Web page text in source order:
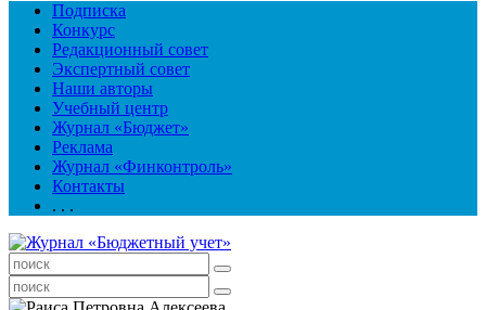
Подписка
Конкурс
Редакционный совет
Экспертный совет
Наши авторы
Учебный центр
Журнал «Бюджет»
Реклама
Журнал «Финконтроль»
Контакты
. . .